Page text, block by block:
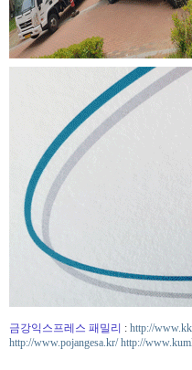
금강익스프레스 패밀리 : http://
http://www.pojangesa.kr/ http://